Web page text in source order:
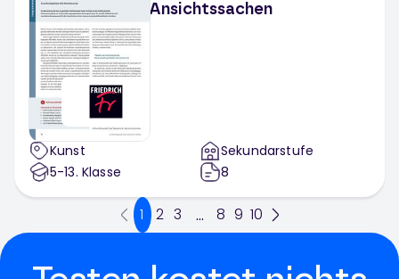
Ansichtssachen
Kunst
5-13. Klasse
Sekundarstufe
8
1 2 3 ... 8 9 10